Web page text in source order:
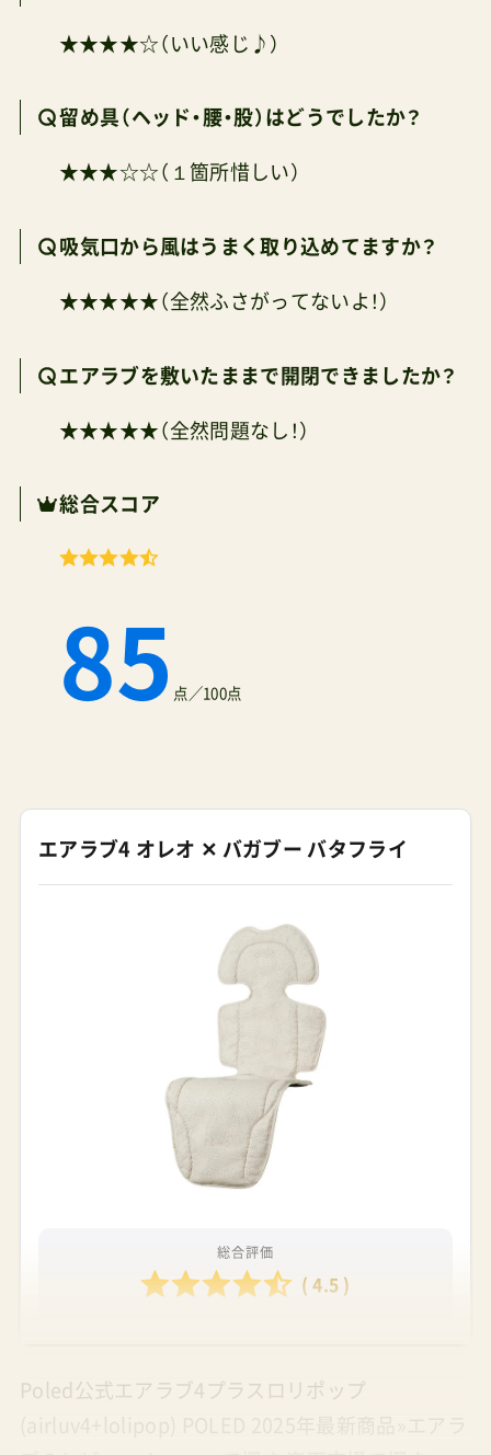
★★★★☆（いい感じ♪）
留め具（ヘッド・腰・股）はどうでしたか？
★★★☆☆（１箇所惜しい）
吸気口から風はうまく取り込めてますか？
★★★★★（全然ふさがってないよ！）
エアラブを敷いたままで開閉できましたか？
★★★★★（全然問題なし！）
総合スコア
85 点／100点
エアラブ4 オレオ ✕ バガブー バタフライ
総合評価
( 4.5 )
Poled公式エアラブ4プラスロリポップ